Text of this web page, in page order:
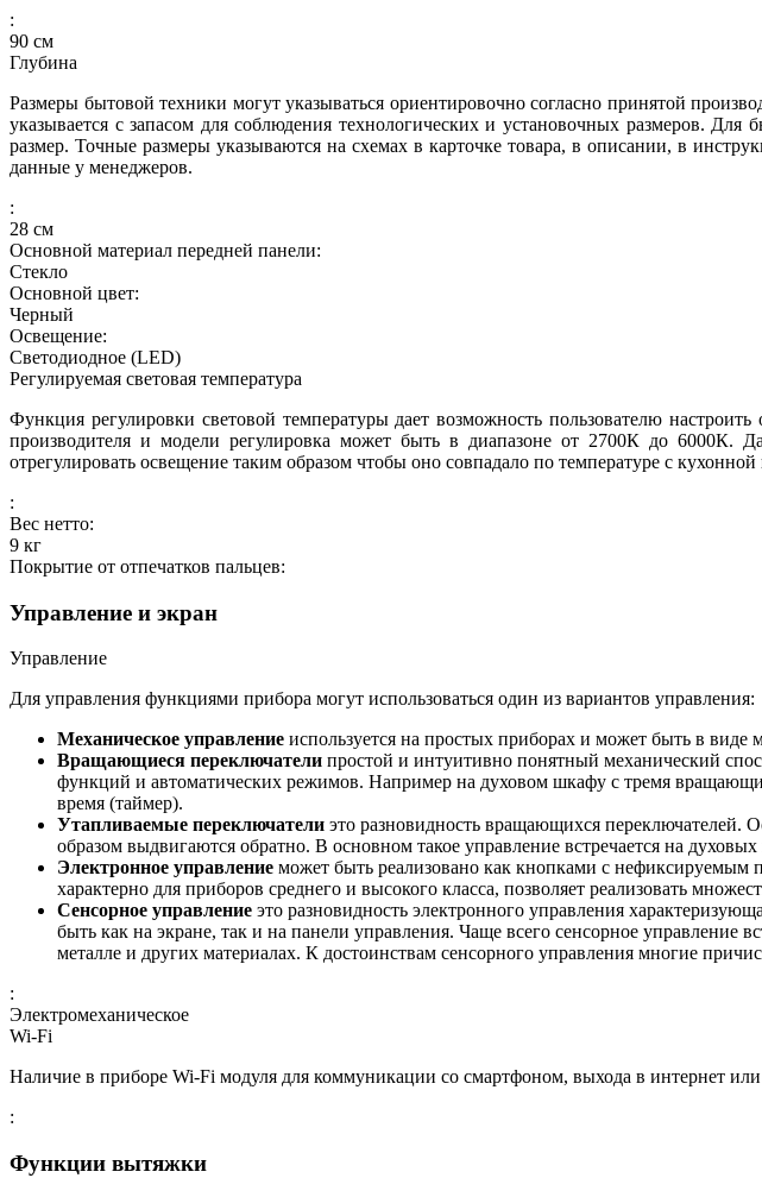
:
90 см
Глубина
Размеры бытовой техники могут указываться ориентировочно согласно принятой
указывается с запасом для соблюдения технологических и установочных размеров.
размер. Точные размеры указываются на схемах в карточке товара, в описании, в
данные у менеджеров.
:
28 см
Основной материал передней панели:
Стекло
Основной цвет:
Черный
Освещение:
Светодиодное (LED)
Регулируемая световая температура
Функция регулировки световой температуры дает возможность пользователю
производителя и модели регулировка может быть в диапазоне от 2700К до 6000К.
отрегулировать освещение таким образом чтобы оно совпадало по температуре с
:
Вес нетто:
9 кг
Покрытие от отпечатков пальцев:
Управление и экран
Управление
Для управления функциями прибора могут использоваться один из вариантов управления:
Механическое управление используется на простых приборах и может быть в
Вращающиеся переключатели простой и интуитивно понятный механический
функций и автоматических режимов. Например на духовом шкафу с тремя
время (таймер).
Утапливаемые переключатели это разновидность вращающихся переключателей.
образом выдвигаются обратно. В основном такое управление встречается на
Электронное управление может быть реализовано как кнопками с нефиксируемым
характерно для приборов среднего и высокого класса, позволяет реализовать
Сенсорное управление это разновидность электронного управления
быть как на экране, так и на панели управления. Чаще всего сенсорное управление
металле и других материалах. К достоинствам сенсорного управления многие
:
Электромеханическое
Wi-Fi
Наличие в приборе Wi-Fi модуля для коммуникации со смартфоном, выхода в интернет
:
Функции вытяжки